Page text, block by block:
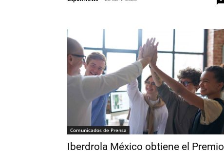
Comunicados de Prensa
Iberdrola México obtiene el Premio